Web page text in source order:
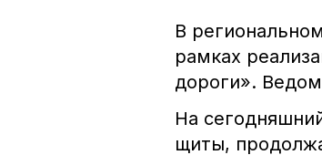
В
рамках
дороги».
На
щиты,